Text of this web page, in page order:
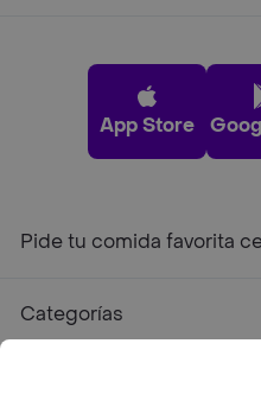
App Store
Pide tu comida favorita
Categorías